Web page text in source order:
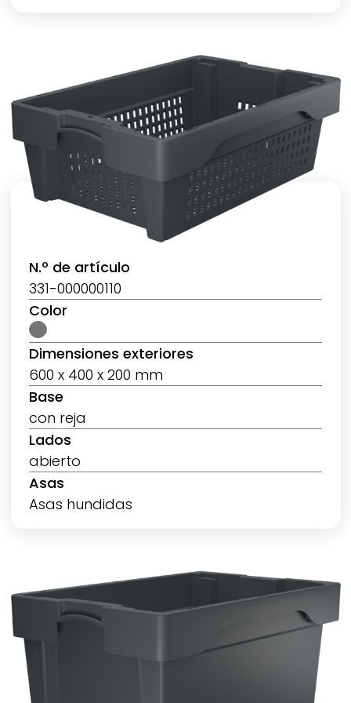
N.º de artículo
331-000000110
Color
Dimensiones exteriores
600 x 400 x 200 mm
Base
con reja
Lados
abierto
Asas
Asas hundidas